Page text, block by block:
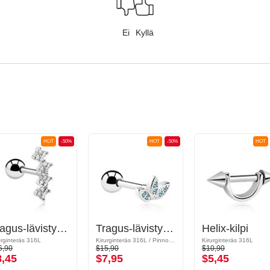
Ei Kyllä
-50%
HOT
Tragus-lävistys kanssa kristallikivet
316L
-50%
HOT
Tragus-lävistys kanssa kristallikivet
$15,90
$7,95
HOT
Helix-kilpi
Kirurginteräs 316L
$10,90
$5,45